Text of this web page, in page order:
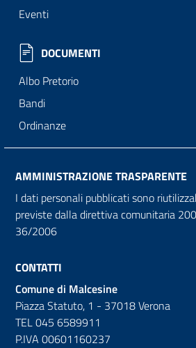
Eventi
DOCUMENTI
Albo Pretorio
Bandi
Ordinanze
AMMINISTRAZIONE TRASPARENTE
I dati personali pubblicati sono
previste dalla direttiva comunitaria
36/2006
CONTATTI
Comune di Malcesine
Piazza Statuto, 1 - 37018 Verona
TEL 045 6589911
P.IVA 00601160237